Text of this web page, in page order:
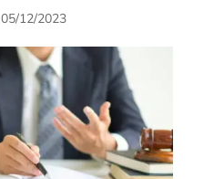
05/12/2023